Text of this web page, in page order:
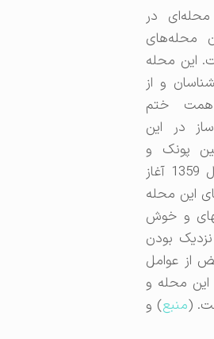
در
محله
و از
ختم
این
و
جنت‌آباد از حدود سال 1359 آغاز
محله
و خوش
بودن
عوامل
محله و
منبع) و